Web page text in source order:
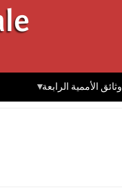
وثائق الأممية الرابعة